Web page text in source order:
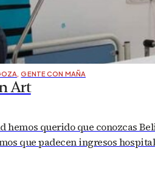
, GENTE CON MAÑA
Art
hemos querido que conozcas
que padecen ingresos